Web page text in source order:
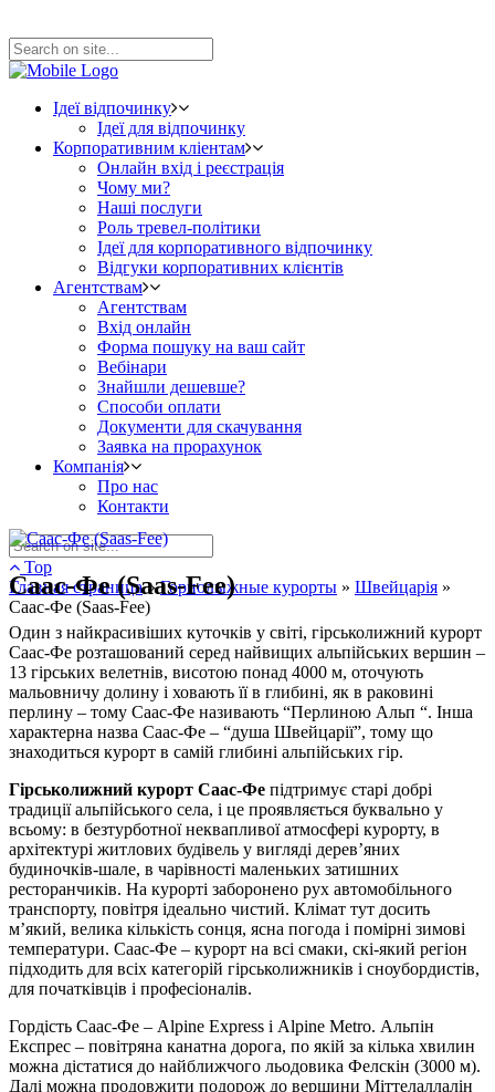
Ідеї відпочинку
Ідеї для відпочинку
Корпоративним кліентам
Онлайн вхід і реєстрація
Чому ми?
Наші послуги
Роль тревел-політики
Ідеї для корпоративного відпочинку
Відгуки корпоративних клієнтів
Агентствам
Агентствам
Вхід онлайн
Форма пошуку на ваш сайт
Вебінари
Знайшли дешевше?
Способи оплати
Документи для скачування
Заявка на прорахунок
Компанія
Про нас
Контакти
Top
Главная страница»Горнолыжные курорты » Швейцарія »
Саас-Фе (Saas-Fee)
Саас-Фе (Saas-Fee)
Один з найкрасивіших куточків у світі, гірськолижний курорт
Саас-Фе розташований серед найвищих альпійських вершин –
13 гірських велетнів, висотою понад 4000 м, оточують
мальовничу долину і ховають її в глибині, як в раковині
перлину – тому Саас-Фе називають “Перлиною Альп “. Інша
характерна назва Саас-Фе – “душа Швейцарії”, тому що
знаходиться курорт в самій глибині альпійських гір.
Гірськолижний курорт Саас-Фе підтримує старі добрі
традиції альпійського села, і це проявляється буквально у
всьому: в безтурботної неквапливої ​​атмосфері курорту, в
архітектурі житлових будівель у вигляді дерев’яних
будиночків-шале, в чарівності маленьких затишних
ресторанчиків. На курорті заборонено рух автомобільного
транспорту, повітря ідеально чистий. Клімат тут досить
м’який, велика кількість сонця, ясна погода і помірні зимові
температури. Саас-Фе – курорт на всі смаки, скі-який регіон
підходить для всіх категорій гірськолижників і сноубордистів,
для початківців і професіоналів.
Гордість Саас-Фе – Alpine Express і Alpine Metro. Альпін
Експрес – повітряна канатна дорога, по якій за кілька хвилин
можна дістатися до найближчого льодовика Фелскін (3000 м).
Далі можна продовжити подорож до вершини Міттелаллалін